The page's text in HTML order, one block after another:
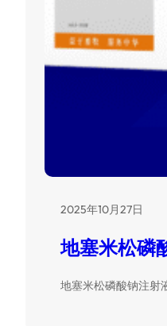
2025年10月27日
地塞米松磷
地塞米松磷酸钠注射